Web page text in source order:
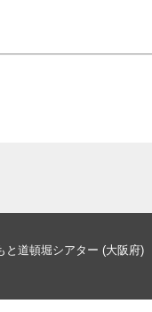
と道頓堀シアター (大阪府)